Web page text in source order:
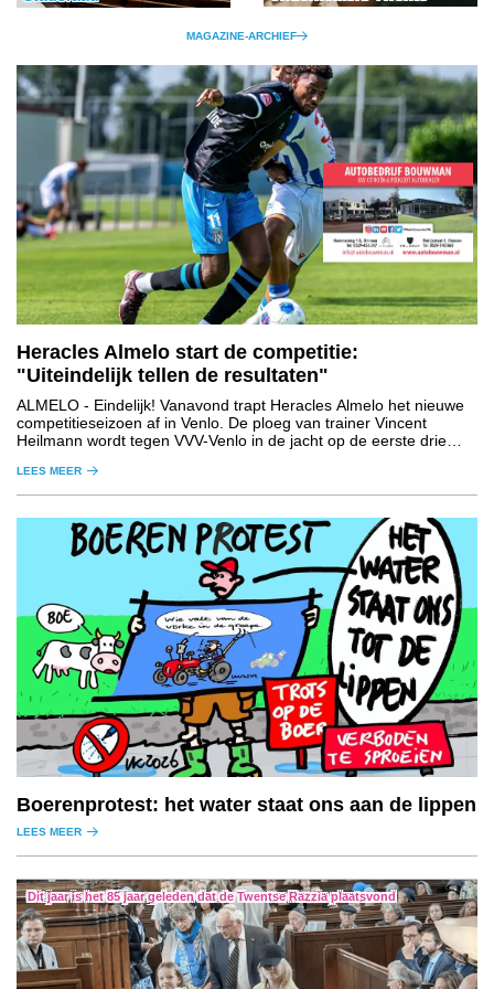
MAGAZINE-ARCHIEF
Heracles Almelo start de competitie:
"Uiteindelijk tellen de resultaten"
ALMELO - Eindelijk! Vanavond trapt Heracles Almelo het nieuwe
competitieseizoen af in Venlo. De ploeg van trainer Vincent
Heilmann wordt tegen VVV-Venlo in de jacht op de eerste drie
LEES MEER
Boerenprotest: het water staat ons aan de lippen
LEES MEER
Dit jaar is het 85 jaar geleden dat de Twentse Razzia plaatsvond